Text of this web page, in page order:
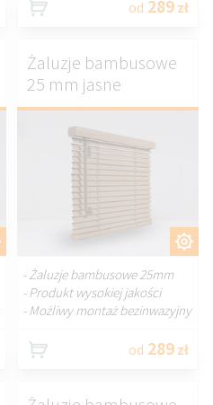
od 289 zł
Żaluzje bambusowe
25 mm jasne
- Żaluzje bambusowe 25mm
- Produkt wysokiej jakości
- Możliwy montaż bezinwazyjny
od 289 zł